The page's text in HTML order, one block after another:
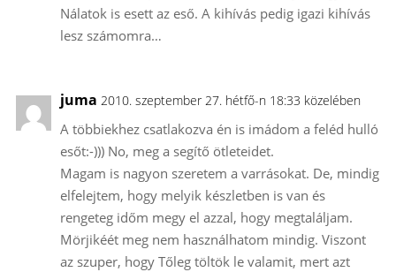
Nálatok is esett az eső. A kihívás pedig igazi kihívás
lesz számomra…
juma 2010. szeptember 27. hétfő-n 18:33 közelében
A többiekhez csatlakozva én is imádom a feléd hulló
esőt:-))) No, meg a segítő ötleteidet.
Magam is nagyon szeretem a varrásokat. De, mindig
elfelejtem, hogy melyik készletben is van és
rengeteg időm megy el azzal, hogy megtaláljam.
Mörjikéét meg nem használhatom mindig. Viszont
az szuper, hogy Tőleg töltök le valamit, mert azt